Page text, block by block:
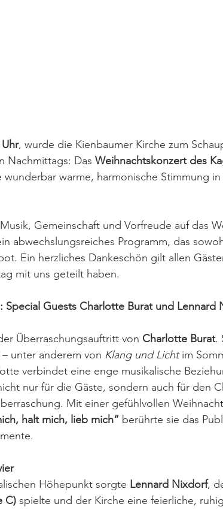
, wurde die Kienbaumer Kirche zum
Nachmittags: Das Weihnachtskonzert des
warme, harmonische Stimmung
Gemeinschaft und Vorfreude auf das
abwechslungsreiches Programm, das
Ein herzliches Dankeschön gilt allen
mit uns geteilt haben.
Special Guests Charlotte Burat und Lennard
Überraschungsauftritt von Charlotte Burat.
unter anderem von Klang und Licht im
verbindet eine enge musikalische
nur für die Gäste, sondern auch für den
Mit einer gefühlvollen
halt mich, lieb mich“ berührte sie das
Höhepunkt sorgte Lennard Nixdorf,
C) spielte und der Kirche eine feierliche,